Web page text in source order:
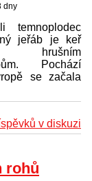
dny
temnoplodec
jeřáb je keř
hrušním
Pochází
se začala
v diskuzi
rohů